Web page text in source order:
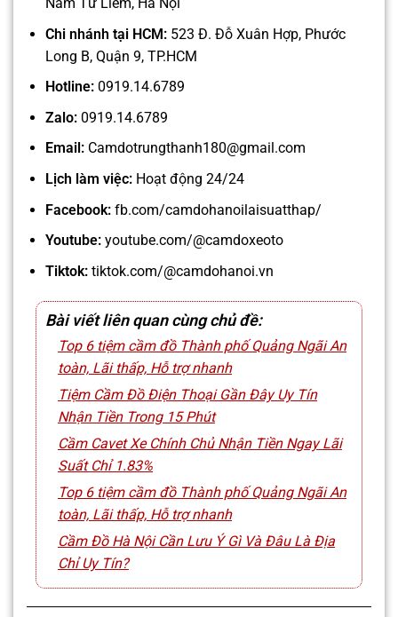
Chi nhánh tại HCM:523 Đ. Đỗ Xuân Hợp, Phước
Long B, Quận 9, TP.HCM
Hotline: 0919.14.6789
Zalo:0919.14.6789
Email: Camdotrungthanh180@gmail.com
Lịch làm việc:Hoạt động 24/24
Facebook: fb.com/camdohanoilaisuatthap/
Youtube:youtube.com/@camdoxeoto
Tiktok:tiktok.com/@camdohanoi.vn
Bài viết liên quan cùng chủ đề:
Top 6 tiệm cầm đồ Thành phố Quảng Ngãi An
toàn, Lãi thấp, Hỗ trợ nhanh
Tiệm Cầm Đồ Điện Thoại Gần Đây Uy Tín
Nhận Tiền Trong 15 Phút
Cầm Cavet Xe Chính Chủ Nhận Tiền Ngay Lãi
Suất Chỉ 1.83%
Top 6 tiệm cầm đồ Thành phố Quảng Ngãi An
toàn, Lãi thấp, Hỗ trợ nhanh
Cầm Đồ Hà Nội Cần Lưu Ý Gì Và Đâu Là Địa
Chỉ Uy Tín?